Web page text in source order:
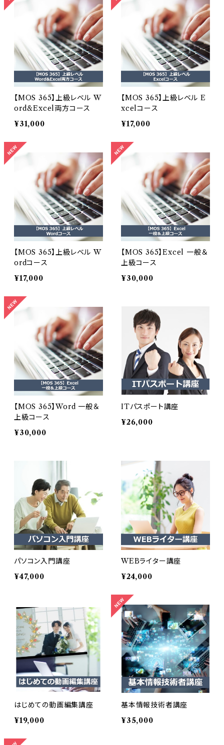
【MOS 365】上級レベル W
ord&Excel両方コース
¥31,000
【MOS 365】上級レベル E
xcelコース
¥17,000
【MOS 365】上級レベル W
ordコース
¥17,000
【MOS 365】Excel 一般＆
上級コース
¥30,000
【MOS 365】Word 一般＆
上級コース
¥30,000
ITパスポート講座
¥26,000
パソコン入門講座
¥47,000
WEBライター講座
¥24,000
はじめての動画編集講座
¥19,000
基本情報技術者講座
¥35,000